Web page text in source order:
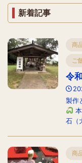
新着記事
商
ご
令
製作
石（
商